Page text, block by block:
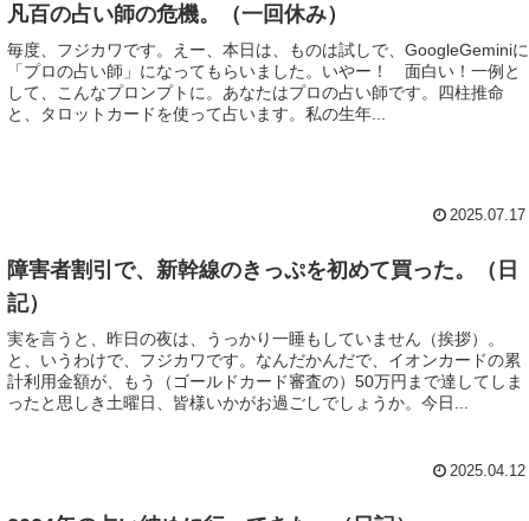
凡百の占い師の危機。（一回休み）
毎度、フジカワです。えー、本日は、ものは試しで、GoogleGeminiに
「プロの占い師」になってもらいました。いやー！ 面白い！一例と
して、こんなプロンプトに。あなたはプロの占い師です。四柱推命
と、タロットカードを使って占います。私の生年...
2025.07.17
障害者割引で、新幹線のきっぷを初めて買った。（日
記）
実を言うと、昨日の夜は、うっかり一睡もしていません（挨拶）。
と、いうわけで、フジカワです。なんだかんだで、イオンカードの累
計利用金額が、もう（ゴールドカード審査の）50万円まで達してしま
ったと思しき土曜日、皆様いかがお過ごしでしょうか。今日...
2025.04.12